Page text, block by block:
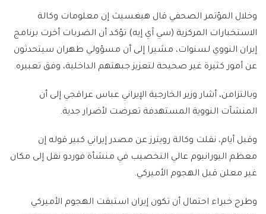
وخلال المؤتمر الصحفي قال هيغسيث إن معلومات وكالة
الاستخبارات المركزية (سي آي إيه) تؤكد أن الضربات أخرت برنامج
إيران النووي لسنوات، مشيرا إلى أن مسؤولي طهران سيتحدثون
عن أمور كثيرة غير صحيحة لتعزيز جبهتهم الداخلية، وفق تعبيره.
وبالتزامن، أشار وزير الخارجية الإيراني عباس عراقجي إلى أن
المنشآت النووية المستهدفة تعرضت لأضرار جدية.
وقبل أيام، نقلت وكالة رويترز عن مصدر إيراني كبير قوله إن
معظم اليورانيوم عالي التخصيب في منشأة فوردو نقل إلى مكان
غير معلن قبل الهجوم الأميركي.
وطرح خبراء احتمال أن تكون إيران استبقت الهجوم الأميركي